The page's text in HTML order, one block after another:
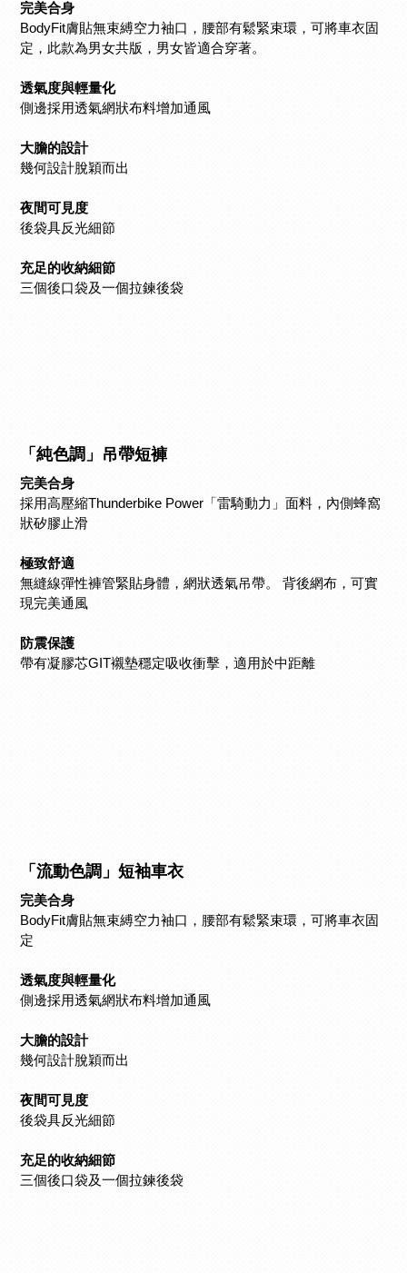
完美合身
BodyFit膚貼無束縛空力袖口，腰部有鬆緊束環，可將車衣固
定，此款為男女共版，男女皆適合穿著。
透氣度與輕量化
側邊採用透氣網狀布料增加通風
大膽的設計
幾何設計脫穎而出
夜間可見度
後袋具反光細節
充足的收納細節
三個後口袋及一個拉鍊後袋
「純色調」吊帶短褲
完美合身
採用高壓縮Thunderbike Power「雷騎動力」面料，內側蜂窩
狀矽膠止滑
極致舒適
無縫線彈性褲管緊貼身體，網狀透氣吊帶。 背後網布，可實
現完美通風
防震保護
帶有凝膠芯GIT襯墊穩定吸收衝擊，適用於中距離
「流動色調」短袖車衣
完美合身
BodyFit膚貼無束縛空力袖口，腰部有鬆緊束環，可將車衣固
定
透氣度與輕量化
側邊採用透氣網狀布料增加通風
大膽的設計
幾何設計脫穎而出
夜間可見度
後袋具反光細節
充足的收納細節
三個後口袋及一個拉鍊後袋